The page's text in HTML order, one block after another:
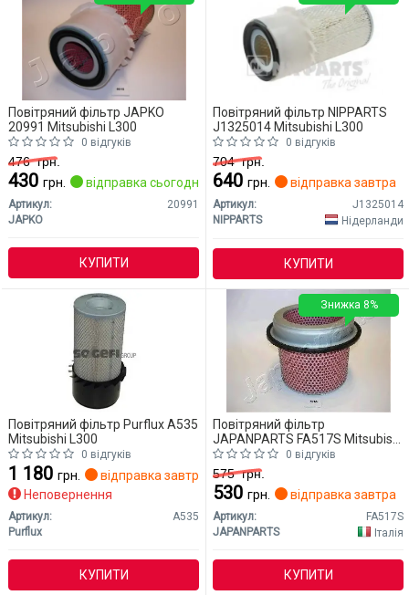
Повітряний фільтр JAPKO
20991 Mitsubishi L300
0 відгуків
476грн.
430 грн. відправка сьогодні
Артикул:
20991
JAPKO
КУПИТИ
Повітряний фільтр NIPPARTS
J1325014 Mitsubishi L300
0 відгуків
704грн.
640 грн. відправка завтра
Артикул:
J1325014
NIPPARTS
Нідерланди
КУПИТИ
Повітряний фільтр Purflux A535
Mitsubishi L300
0 відгуків
1 180 грн.
відправка завтра
Неповернення
Артикул:
A535
Purflux
КУПИТИ
Повітряний фільтр
JAPANPARTS FA517S Mitsubishi
L300
0 відгуків
575грн.
530 грн. відправка завтра
Артикул:
FA517S
JAPANPARTS
Італія
КУПИТИ
Знижка 8%